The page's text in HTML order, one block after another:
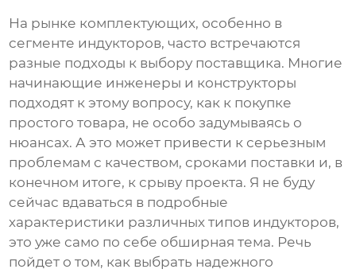
На рынке комплектующих, особенно в
сегменте индукторов, часто встречаются
разные подходы к выбору поставщика. Многие
начинающие инженеры и конструкторы
подходят к этому вопросу, как к покупке
простого товара, не особо задумываясь о
нюансах. А это может привести к серьезным
проблемам с качеством, сроками поставки и, в
конечном итоге, к срыву проекта. Я не буду
сейчас вдаваться в подробные
характеристики различных типов индукторов,
это уже само по себе обширная тема. Речь
пойдет о том, как выбрать надежного